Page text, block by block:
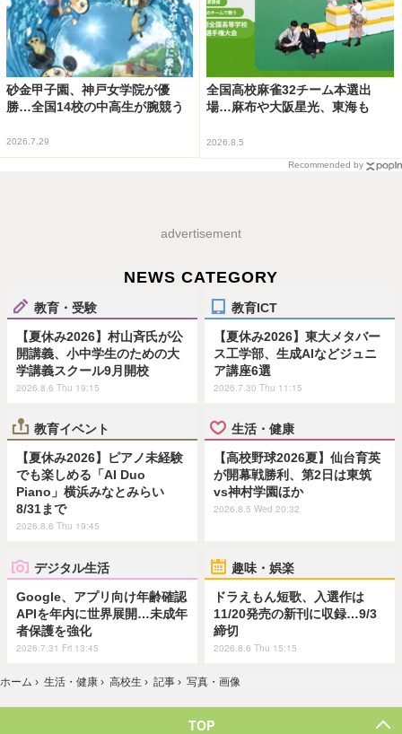
砂金甲子園、神戸女学院が優
勝…全国14校の中高生が腕競う
2026.7.29
全国高校麻雀32チーム本選出
場…麻布や大阪星光、東海も
2026.8.5
Recommended by
advertisement
NEWS CATEGORY
教育・受験
【夏休み2026】村山斉氏が公
開講義、小中学生のための大
学講義スクール9月開校
2026.8.6 Thu 19:15
教育ICT
【夏休み2026】東大メタバー
ス工学部、生成AIなどジュニ
ア講座6選
2026.7.30 Thu 11:15
教育イベント
【夏休み2026】ピアノ未経験
でも楽しめる「AI Duo
Piano」横浜みなとみらい
8/31まで
2026.8.6 Thu 19:45
生活・健康
【高校野球2026夏】仙台育英
が開幕戦勝利、第2日は東筑
vs神村学園ほか
2026.8.5 Wed 20:32
デジタル生活
Google、アプリ向け年齢確認
APIを年内に世界展開…未成年
者保護を強化
2026.7.31 Fri 13:45
趣味・娯楽
ドラえもん短歌、入選作は
11/20発売の新刊に収録…9/3
締切
2026.8.6 Thu 15:15
ホーム › 生活・健康 › 高校生 › 記事 › 写真・画像
TOP